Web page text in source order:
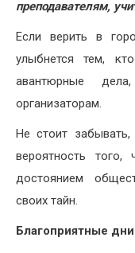
преподавателям,
Если верить в
улыбнется тем,
авантюрные
организаторам.
Не стоит
вероятность того,
достоянием
своих тайн.
Благоприятные